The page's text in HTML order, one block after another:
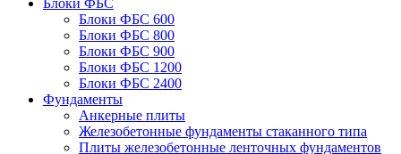
Блоки ФБС
Блоки ФБС 600
Блоки ФБС 800
Блоки ФБС 900
Блоки ФБС 1200
Блоки ФБС 2400
Фундаменты
Анкерные плиты
Железобетонные фундаменты стаканного типа
Плиты железобетонные ленточных фундаментов